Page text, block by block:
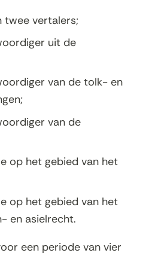
twee vertalers;
uit de
van de tolk- en
van de
op het gebied van het
op het gebied van het
en asielrecht.
een periode van vier